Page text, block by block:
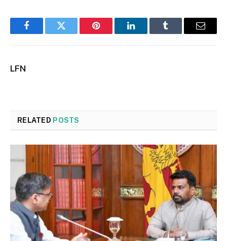
FacebookTwitter Pinterest LinkedInTumblr Email
LFN
RELATED POSTS